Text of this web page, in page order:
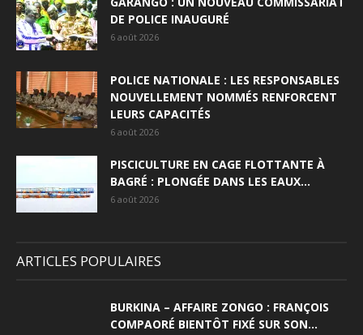
DE POLICE INAUGURÉ
6 août 2026
POLICE NATIONALE : LES RESPONSABLES
NOUVELLEMENT NOMMÉS RENFORCENT
LEURS CAPACITÉS
6 août 2026
PISCICULTURE EN CAGE FLOTTANTE À
BAGRÉ : PLONGÉE DANS LES EAUX...
6 août 2026
ARTICLES POPULAIRES
BURKINA – AFFAIRE ZONGO : FRANÇOIS
COMPAORÉ BIENTÔT FIXÉ SUR SON...